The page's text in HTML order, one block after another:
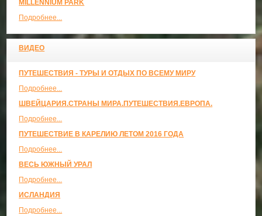
MILLENNIUM PARK
Подробнее...
ВИДЕО
ПУТЕШЕСТВИЯ - ТУРЫ И ОТДЫХ ПО ВСЕМУ МИРУ
Подробнее...
ШВЕЙЦАРИЯ.СТРАНЫ МИРА.ПУТЕШЕСТВИЯ.ЕВРОПА.
Подробнее...
ПУТЕШЕСТВИЕ В КАРЕЛИЮ ЛЕТОМ 2016 ГОДА
Подробнее...
ВЕСЬ ЮЖНЫЙ УРАЛ
Подробнее...
ИСЛАНДИЯ
Подробнее...